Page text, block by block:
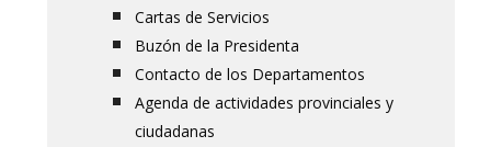
Cartas de Servicios
Buzón de la Presidenta
Contacto de los Departamentos
Agenda de actividades provinciales y
ciudadanas